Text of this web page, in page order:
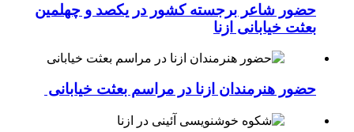
حضور شاعر برجسته کشور در یکصد و چهلمین
بعثت خیابانی ازنا
حضور هنرمندان ازنا در مراسم بعثت خیابانی